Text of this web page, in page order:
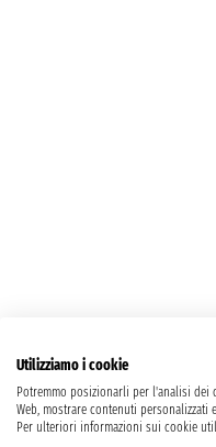
Utilizziamo i cookie
Potremmo posizionarli per l'analisi
Web, mostrare contenuti personalizzati
Per ulteriori informazioni sui cookie